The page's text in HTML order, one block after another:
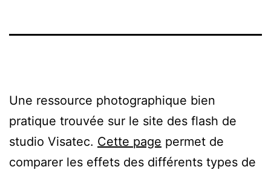
Une ressource photographique bien
pratique trouvée sur le site des flash de
studio Visatec. Cette page permet de
comparer les effets des différents types de